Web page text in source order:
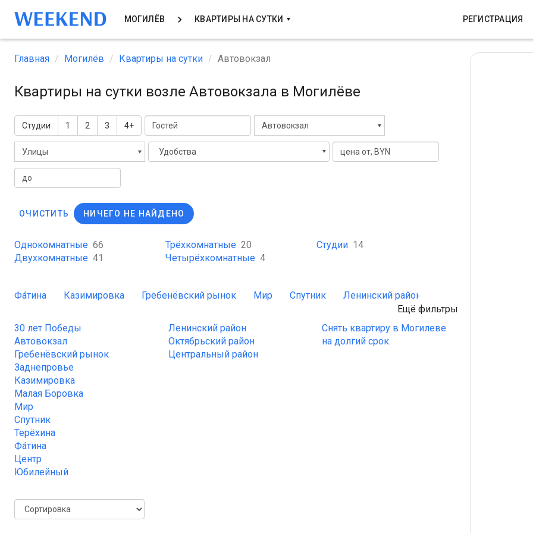
МОГИЛЁВ КВАРТИРЫ НА СУТКИ РЕГИСТРАЦИЯ
Главная Могилёв Квартиры на сутки Автовокзал
Квартиры на сутки возле Автовокзала в Могилёве
Студии 1 2 3 4+ Автовокзал
Улицы Удобства
ОЧИСТИТЬ НИЧЕГО НЕ НАЙДЕНО
Однокомнатные 66
Двухкомнатные 41
Трёхкомнатные 20
Четырёхкомнатные 4
Студии 14
Фа́тина Казимировка Гребенёвский рынок Мир Спутник Ленинский район
Ещё фильтры
30 лет Победы
Автовокзал
Гребенёвский рынок
Заднепровье
Казимировка
Малая Боровка
Мир
Спутник
Терёхина
Фа́тина
Центр
Юбилейный
Ленинский район
Октябрьский район
Центральный район
Снять квартиру в Могилеве
на долгий срок